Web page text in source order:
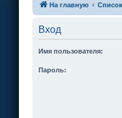
На главную
Вход
Имя пользователя:
Пароль: